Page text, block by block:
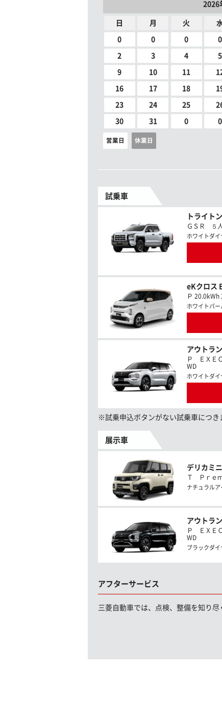
2026
日 月 火
0 0 0 0
2 3 4 5
9 10 11
16 17 18
23 24 25
30 31 0 0
営業日 休業日
試乗車
トライトン
ＧＳＲ ５
ホワイトダイ
eKクロス
Ｐ 20.0kWh
ホワイトパ
アウトラ
Ｐ ＥＸＥ
WD
ホワイトダイ
※試乗申込ボタンがない試乗車につき
展示車
デリカミニ
Ｔ Ｐｒｅ
ナチュラル
アウトラ
Ｐ ＥＸＥ
WD
ブラックダイ
アフターサービス
三菱自動車では、点検、整備を知り